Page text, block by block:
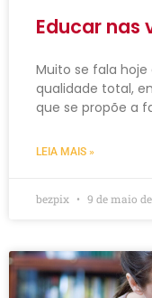
Educar nas
Muito se fala
qualidade total,
que se propõe a
LEIA MAIS »
bezpix 9 de maio